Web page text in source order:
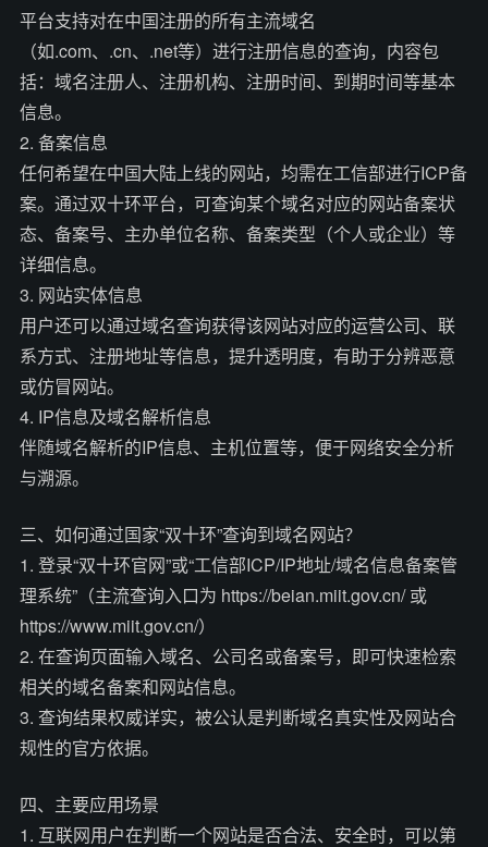
平台支持对在中国注册的所有主流域名
（如.com、.cn、.net等）进行注册信息的查询，内容包
括：域名注册人、注册机构、注册时间、到期时间等基本
信息。
2. 备案信息
任何希望在中国大陆上线的网站，均需在工信部进行ICP备
案。通过双十环平台，可查询某个域名对应的网站备案状
态、备案号、主办单位名称、备案类型（个人或企业）等
详细信息。
3. 网站实体信息
用户还可以通过域名查询获得该网站对应的运营公司、联
系方式、注册地址等信息，提升透明度，有助于分辨恶意
或仿冒网站。
4. IP信息及域名解析信息
伴随域名解析的IP信息、主机位置等，便于网络安全分析
与溯源。
三、如何通过国家“双十环”查询到域名网站？
1. 登录“双十环官网”或“工信部ICP/IP地址/域名信息备案管
理系统”（主流查询入口为 https://beian.miit.gov.cn/ 或
https://www.miit.gov.cn/）
2. 在查询页面输入域名、公司名或备案号，即可快速检索
相关的域名备案和网站信息。
3. 查询结果权威详实，被公认是判断域名真实性及网站合
规性的官方依据。
四、主要应用场景
1. 互联网用户在判断一个网站是否合法、安全时，可以第